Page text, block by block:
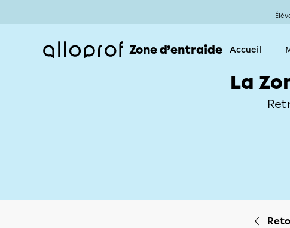
Zone d’entraide Accueil
La